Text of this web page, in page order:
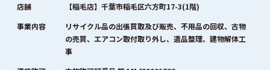
店舗
【稲毛店】千葉市稲毛区六方町17-3(1階)
事業内容
リサイクル品の出張買取及び販売、不用品の回収、古物
の売買、エアコン取付取り外し、遺品整理、建物解体工
事